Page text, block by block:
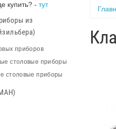
купить? - тут
из
приборов
столовые приборы
столовые приборы